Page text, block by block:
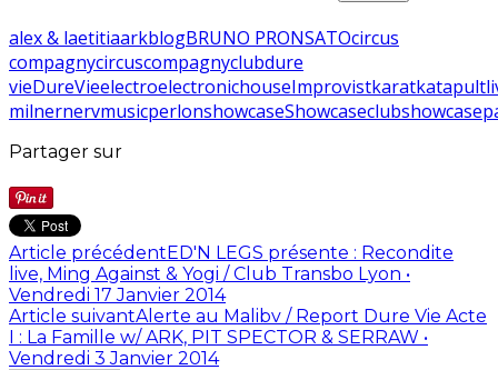
alex & laetitiaarkblogBRUNO PRONSATOcircus
compagnycircuscompagnyclubdure
vieDureVieelectroelectronichouseImprovistkaratkatapult
milnernervmusicperlonshowcaseShowcaseclub
Partager sur
Article précédentED'N LEGS présente : Recondite
live, Ming Against & Yogi / Club Transbo Lyon •
Vendredi 17 Janvier 2014
Article suivantAlerte au Malibv / Report Dure Vie Acte
I : La Famille w/ ARK, PIT SPECTOR & SERRAW •
Vendredi 3 Janvier 2014